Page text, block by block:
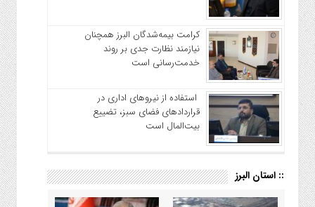
کرامت بیمه‌شدگان البرز همچنان
نیازمند نظارت جدی بر روند
خدمت‌رسانی است
استفاده از نیروهای اداری در
قراردادهای فضای سبز، تضییع
بیت‌المال است
:: استان البرز